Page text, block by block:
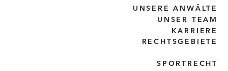
UNSERE ANWÄLTE
UNSER TEAM
KARRIERE
RECHTSGEBIETE
SPORTRECHT